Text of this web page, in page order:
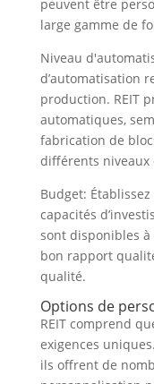
peuvent être
large gamme de
Niveau
d’automatisation
production. REIT
automatiques,
fabrication de
différents niveaux
Budget:
capacités
sont disponibles
bon rapport
qualité.
Options de
REIT comprend
exigences
ils offrent de